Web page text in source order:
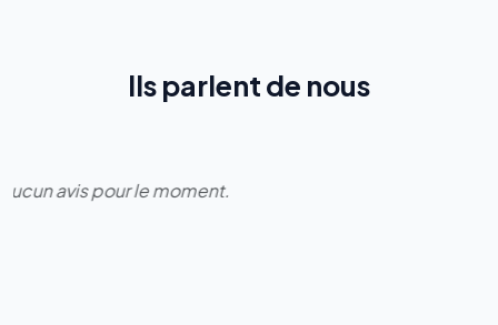
Ils parlent de nous
avis pour le moment.